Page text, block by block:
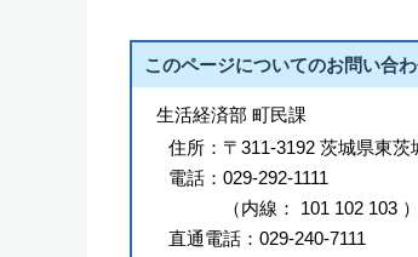
このページについてのお問い合
生活経済部 町民課
住所： 〒311-3192 茨城県東
電話： 029-292-1111
（内線 ： 101 102 103 ）
直通電話： 029-240-7111